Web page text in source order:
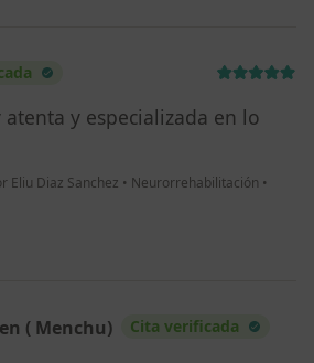
y especializada en lo
Eliu Diaz Sanchez • Neurorrehabilitación •
( Menchu) Cita verificada